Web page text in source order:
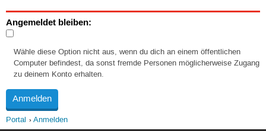
Angemeldet bleiben:
Wähle diese Option nicht aus, wenn du dich an einem öffentlichen
Computer befindest, da sonst fremde Personen möglicherweise Zugang
zu deinem Konto erhalten.
Portal Anmelden